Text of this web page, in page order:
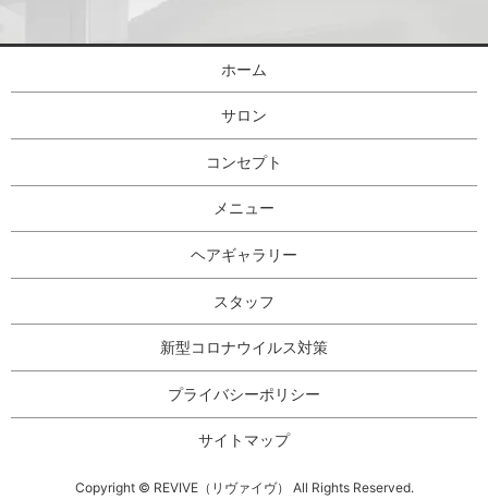
ホーム
サロン
コンセプト
メニュー
ヘアギャラリー
スタッフ
新型コロナウイルス対策
プライバシーポリシー
サイトマップ
Copyright © REVIVE（リヴァイヴ） All Rights Reserved.